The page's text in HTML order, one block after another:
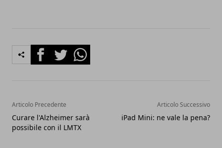
FacebookTwitterWhatsapp
Articolo Precedente
Curare l'Alzheimer sarà
possibile con il LMTX
Articolo Successivo
iPad Mini: ne vale la pena?